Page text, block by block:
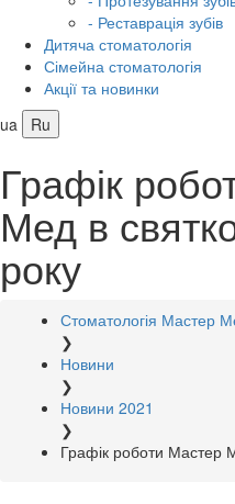
- Реставрація зубів
Дитяча стоматологія
Сімейна стоматологія
Акції та новинки
ua
Ru
Графік
Мед в
року
Стоматологія Мастер
❯
Новини
❯
Новини 2021
❯
Графік роботи Мастер